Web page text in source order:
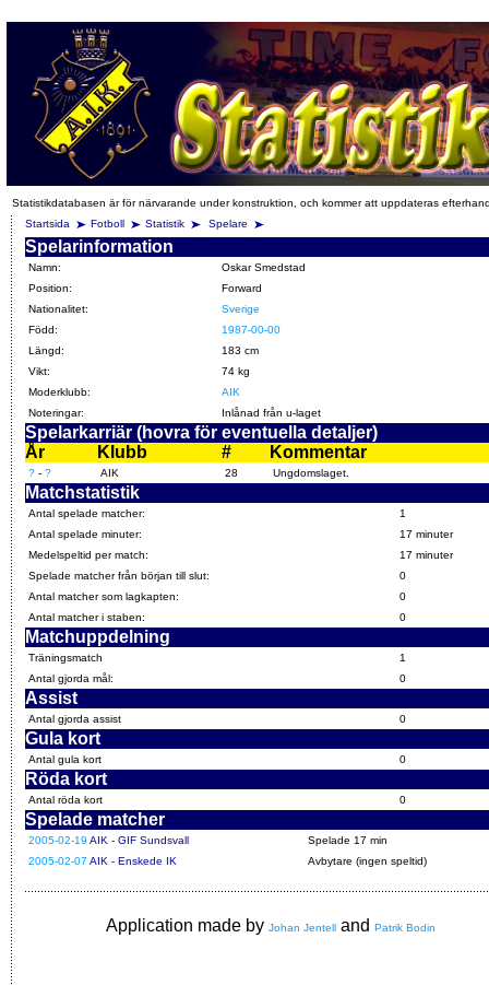
Statistikdatabasen är för närvarande under konstruktion, och kommer att uppdateras
Startsida
Fotboll Statistik Spelare
Spelarinformation
Namn:
Oskar Smedstad
Position:
Forward
Nationalitet:
Sverige
Född:
1987-00-00
Längd:
183 cm
Vikt:
74 kg
Moderklubb:
AIK
Noteringar:
Inlånad från u-laget
Spelarkarriär (hovra för eventuella detaljer)
År
Klubb # Kommentar
? - ? AIK 28 Ungdomslaget.
Matchstatistik
Antal spelade matcher:
1
Antal spelade minuter:
17 minuter
Medelspeltid per match:
17 minuter
Spelade matcher från början till slut:
0
Antal matcher som lagkapten:
0
Antal matcher i staben:
0
Matchuppdelning
Träningsmatch
1
Antal gjorda mål:
0
Assist
Antal gjorda assist 0
Gula kort
Antal gula kort 0
Röda kort
Antal röda kort 0
Spelade matcher
2005-02-19 AIK - GIF Sundsvall
Spelade 17 min
2005-02-07 AIK - Enskede IK Avbytare (ingen speltid)
Application made by Johan Jentell and Patrik Bodin